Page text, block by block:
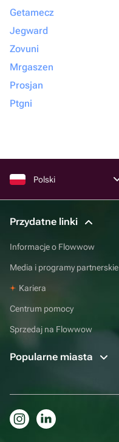
Getamecz
Jegward
Zovuni
Mrgaszen
Prosjan
Ptgni
Polski
Przydatne linki
Informacje o Flowwow
Media i programy partnerskie
Kariera
Centrum pomocy
Sprzedaj na Flowwow
Popularne miasta